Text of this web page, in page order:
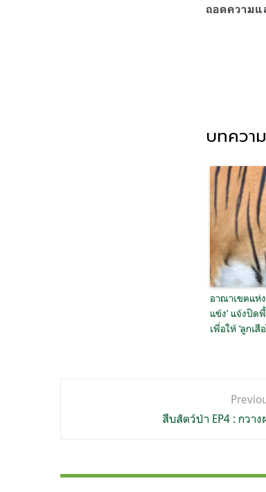
ถอดความแ
บทควา
อาณาเขตแห่
แข้ง’ แจ้งปิด
เพื่อให้ ‘ลูกเสื
สืบสัตว์ป่า EP4 : กวา